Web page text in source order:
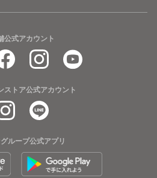
公式アカウント
ストア公式アカウント
ループ公式アプリ